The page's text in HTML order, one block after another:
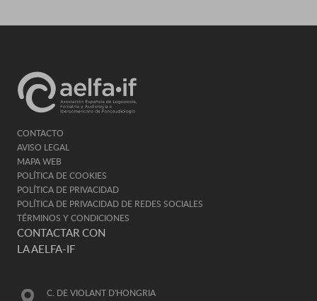
CONTACTO
AVISO LEGAL
MAPA WEB
POLÍTICA DE COOKIES
POLÍTICA DE PRIVACIDAD
POLÍTICA DE PRIVACIDAD DE REDES SOCIALES
TÉRMINOS Y CONDICIONES
CONTACTAR CON
LA AELFA-IF
C. DE VIOLANT D'HONGRIA